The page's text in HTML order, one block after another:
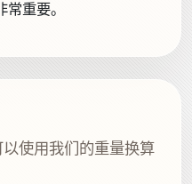
重要。
使用我们的重量换算